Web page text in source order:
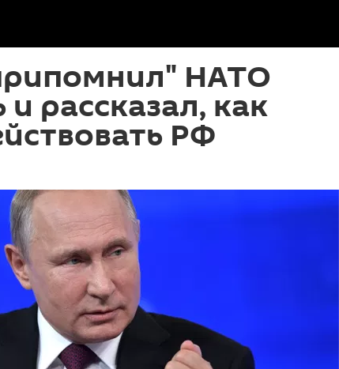
НАТО
и рассказал, как
РФ